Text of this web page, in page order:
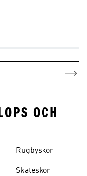
OCH
Rugbyskor
Skateskor